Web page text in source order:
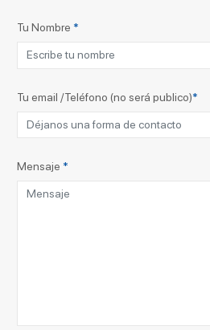
Tu Nombre *
Tu email /Teléfono (no será publico)*
Mensaje *